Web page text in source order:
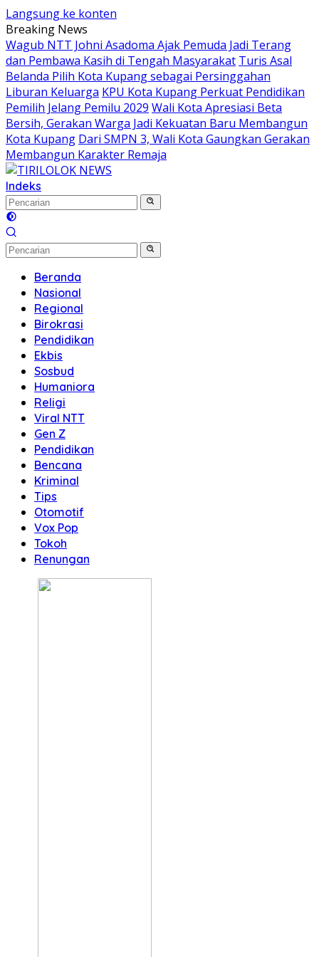
Langsung ke konten
Breaking News
Wagub NTT Johni Asadoma Ajak Pemuda Jadi Terang
dan Pembawa Kasih di Tengah Masyarakat Turis Asal
Belanda Pilih Kota Kupang sebagai Persinggahan
Liburan Keluarga KPU Kota Kupang Perkuat Pendidikan
Pemilih Jelang Pemilu 2029 Wali Kota Apresiasi Beta
Bersih, Gerakan Warga Jadi Kekuatan Baru Membangun
Kota Kupang Dari SMPN 3, Wali Kota Gaungkan Gerakan
Membangun Karakter Remaja
Indeks
Beranda
Nasional
Regional
Birokrasi
Pendidikan
Ekbis
Sosbud
Humaniora
Religi
Viral NTT
Gen Z
Pendidikan
Bencana
Kriminal
Tips
Otomotif
Vox Pop
Tokoh
Renungan